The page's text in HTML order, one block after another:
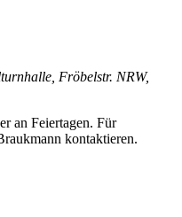
Fröbelstr. NRW,
an Feiertagen. Für
kontaktieren.